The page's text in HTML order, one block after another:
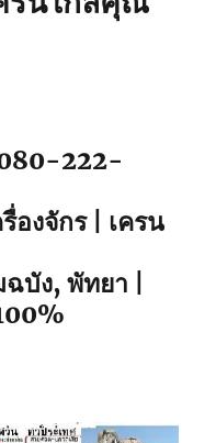
222-
องจักร | เครน
บัง, พัทยา |